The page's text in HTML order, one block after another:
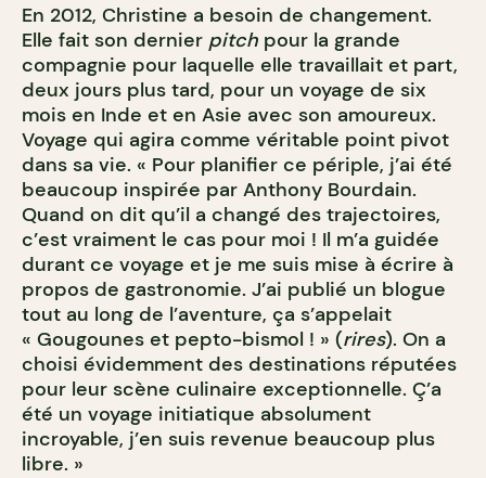
En 2012, Christine a besoin de changement.
Elle fait son dernier pitch pour la grande
compagnie pour laquelle elle travaillait et part,
deux jours plus tard, pour un voyage de six
mois en Inde et en Asie avec son amoureux.
Voyage qui agira comme véritable point pivot
dans sa vie. « Pour planifier ce périple, j’ai été
beaucoup inspirée par Anthony Bourdain.
Quand on dit qu’il a changé des trajectoires,
c’est vraiment le cas pour moi ! Il m’a guidée
durant ce voyage et je me suis mise à écrire à
propos de gastronomie. J’ai publié un blogue
tout au long de l’aventure, ça s’appelait
« Gougounes et pepto-bismol ! » (rires). On a
choisi évidemment des destinations réputées
pour leur scène culinaire exceptionnelle. Ç’a
été un voyage initiatique absolument
incroyable, j’en suis revenue beaucoup plus
libre. »